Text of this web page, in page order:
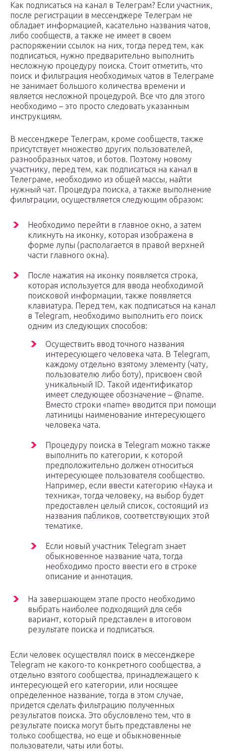
Как подписаться на канал в Телеграм? Если участник,
после регистрации в мессенджере Телеграм не
обладает информацией, касательно названия чатов,
либо сообществ, а также не имеет в своем
распоряжении ссылок на них, тогда перед тем, как
подписаться, нужно предварительно выполнить
несложную процедуру поиска. Стоит отметить, что
поиск и фильтрация необходимых чатов в Телеграме
не занимает большого количества времени и
является несложной процедурой. Все что для этого
необходимо – это просто следовать указанным
инструкциям.
В мессенджере Телеграм, кроме сообществ, также
присутствует множество других пользователей,
разнообразных чатов, и ботов. Поэтому новому
участнику, перед тем, как подписаться на канал в
Телеграме, необходимо из общей массы, найти
нужный чат. Процедура поиска, а также выполнение
фильтрации, осуществляется следующим образом:
Необходимо перейти в главное окно, а затем
кликнуть на иконку, которая изображена в
форме лупы (располагается в правой верхней
части главного окна).
После нажатия на иконку появляется строка,
которая используется для ввода необходимой
поисковой информации, также появляется
клавиатура. Перед тем, как подписаться на канал
в Telegram, необходимо выполнить его поиск
одним из следующих способов:
Осуществить ввод точного названия
интересующего человека чата. В Telegram,
каждому отдельно взятому элементу (чату,
пользователю либо боту), присвоен свой
уникальный ID. Такой идентификатор
имеет следующее обозначение – @name.
Вместо строки «name» вводится при помощи
латиницы наименование интересующего
человека чата.
Процедуру поиска в Telegram можно также
выполнить по категории, к которой
предположительно должен относиться
интересующее пользователя сообщество.
Например, если ввести категорию «Наука и
техника», тогда человеку, на выбор будет
предоставлен целый список, состоящий из
названия пабликов, соответствующих этой
тематике.
Если новый участник Telegram знает
обыкновенное название чата, тогда
необходимо просто ввести его в строке
описание и аннотация.
На завершающем этапе просто необходимо
выбрать наиболее подходящий для себя
вариант, который представлен в итоговом
результате поиска и подписаться.
Если человек осуществлял поиск в мессенджере
Telegram не какого-то конкретного сообщества, а
отдельно взятого сообщества, принадлежащего к
интересующей его категории, или носящее
определенное название, тогда в этом случае,
придется сделать фильтрацию полученных
результатов поиска. Это обусловлено тем, что в
результате поиска могут быть представлены не
только сообщества, но еще и обыкновенные
пользователи, чаты или боты.